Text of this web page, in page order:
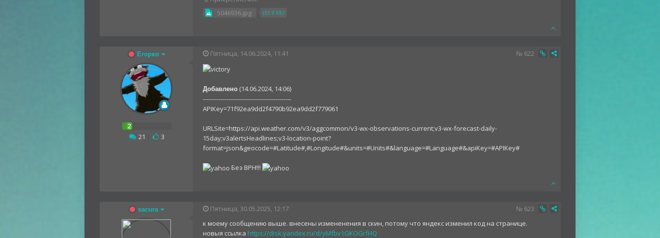
5046936.jpg
(33.9 Kb)
Егорко
21 3
Пятница, 14.06.2024, 11:41 № 622
Добавлено (14.06.2024, 14:06)
---------------------------------------------
APIKey=71f92ea9dd2f4790b92ea9dd2f779061
URLSite=https://api.weather.com/v3/aggcommon/v3-wx-observations-current;v3-wx-forecast-daily-
15day;v3alertsHeadlines;v3-location-point?
format=json&geocode=#Latitude#,#Longitude#&units=#Units#&language=#Language#&apiKey=#APIKey#
Без ВРН!!!
sacura Пятница, 30.05.2025, 12:17 № 623
к моему сообщению выше. внесены измененения в скин, потому что яндекс изменил код на странице.
новыя ссылка https://disk.yandex.ru/d/yMfbv1GKOGrfHQ